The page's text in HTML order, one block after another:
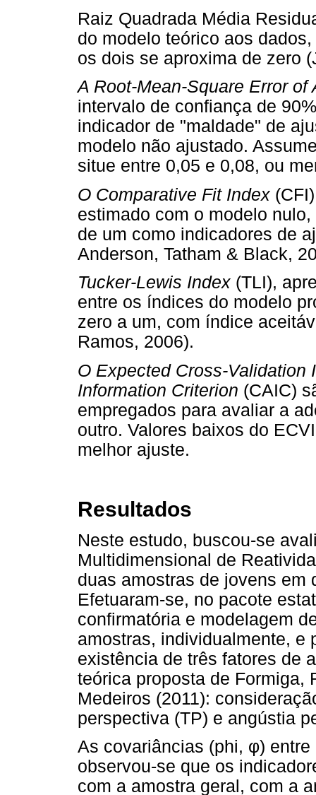
Raiz Quadrada Média
do modelo teórico aos
os dois se aproxima de zero
A Root-Mean-Square Error of
intervalo de confiança de
indicador de "maldade" de
modelo não ajustado.
situe entre 0,05 e 0,08, ou
O Comparative Fit Index
estimado com o modelo
de um como indicadores de
Anderson, Tatham & Black,
Tucker-Lewis Index (TLI),
entre os índices do modelo
zero a um, com índice
Ramos, 2006).
O Expected Cross-Validation
Information Criterion (CAIC)
empregados para avaliar a
outro. Valores baixos do
melhor ajuste.
Resultados
Neste estudo, buscou-se
Multidimensional de
duas amostras de jovens em
Efetuaram-se, no pacote
confirmatória e modelagem
amostras, individualmente, e
existência de três fatores de
teórica proposta de Formiga,
Medeiros (2011):
perspectiva (TP) e angústia
As covariâncias (phi, φ)
observou-se que os
com a amostra geral, com a